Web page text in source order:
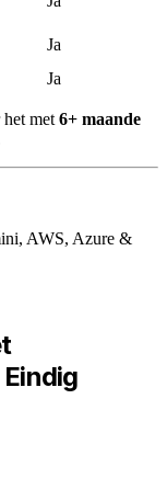
Ja
Ja
met 6+ maande
AWS, Azure &